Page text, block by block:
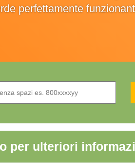
perfettamente
per ulteriori